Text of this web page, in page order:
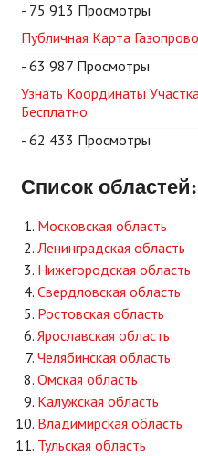
- 75 913 Просмотры
Публичная Карта
- 63 987 Просмотры
Узнать Координаты
Бесплатно
- 62 433 Просмотры
Список областей:
Московская область
Ленинградская область
Нижегородская область
Свердловская область
Ростовская область
Ярославская область
Челябинская область
Омская область
Калужская область
Владимирская область
Тульская область